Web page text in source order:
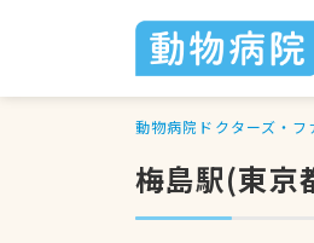
動物病院ドクターズ・フ
梅島駅(東京